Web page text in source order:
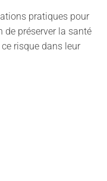
pratiques pour
de préserver la santé
risque dans leur